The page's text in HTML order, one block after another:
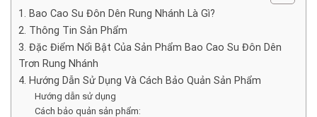
1. Bao Cao Su Đôn Dên Rung Nhánh Là Gì?
2. Thông Tin Sản Phẩm
3. Đặc Điểm Nổi Bật Của Sản Phẩm Bao Cao Su Đôn Dên
Trơn Rung Nhánh
4. Hướng Dẫn Sử Dụng Và Cách Bảo Quản Sản Phẩm
Hướng dẫn sử dụng
Cách bảo quản sản phẩm: